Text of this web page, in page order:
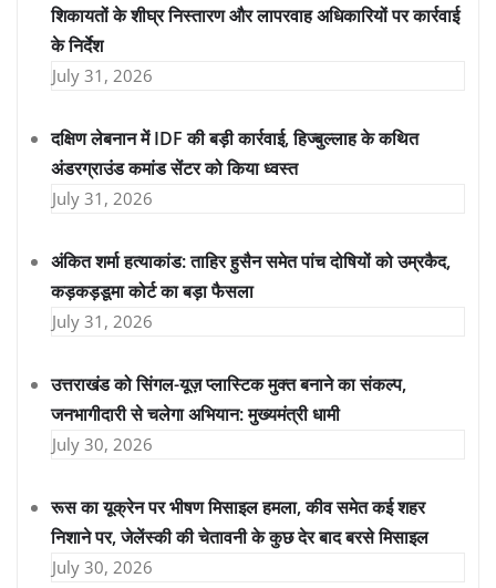
शिकायतों के शीघ्र निस्तारण और लापरवाह अधिकारियों पर कार्रवाई
के निर्देश
July 31, 2026
दक्षिण लेबनान में IDF की बड़ी कार्रवाई, हिज्बुल्लाह के कथित
अंडरग्राउंड कमांड सेंटर को किया ध्वस्त
July 31, 2026
अंकित शर्मा हत्याकांड: ताहिर हुसैन समेत पांच दोषियों को उम्रकैद,
कड़कड़डूमा कोर्ट का बड़ा फैसला
July 31, 2026
उत्तराखंड को सिंगल-यूज़ प्लास्टिक मुक्त बनाने का संकल्प,
जनभागीदारी से चलेगा अभियान: मुख्यमंत्री धामी
July 30, 2026
रूस का यूक्रेन पर भीषण मिसाइल हमला, कीव समेत कई शहर
निशाने पर, जेलेंस्की की चेतावनी के कुछ देर बाद बरसे मिसाइल
July 30, 2026